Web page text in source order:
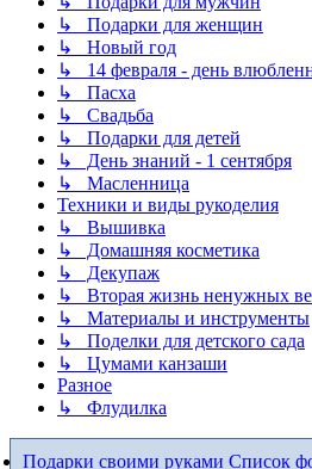
↳ Подарки для женщин
↳ Новый год
↳ 14 февраля - день
↳ Пасха
↳ Свадьба
↳ Подарки для детей
↳ День знаний - 1 сентября
↳ Масленница
Техники и виды рукоделия
↳ Вышивка
↳ Домашняя косметика
↳ Декупаж
↳ Вторая жизнь ненужных
↳ Материалы и инструменты
↳ Поделки для детского сада
↳ Цумами канзаши
Разное
↳ Флудилка
Подарки своими руками Список